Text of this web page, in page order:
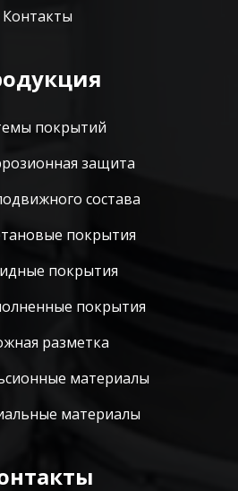
Контакты
покрытий
защита
состава
покрытия
покрытия
покрытия
разметка
материалы
материалы